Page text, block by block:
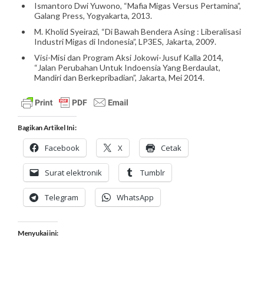
Ismantoro Dwi Yuwono, “Mafia Migas Versus Pertamina”,
Galang Press, Yogyakarta, 2013.
M. Kholid Syeirazi, “Di Bawah Bendera Asing : Liberalisasi
Industri Migas di Indonesia”, LP3ES, Jakarta, 2009.
Visi-Misi dan Program Aksi Jokowi-Jusuf Kalla 2014,
“Jalan Perubahan Untuk Indoensia Yang Berdaulat,
Mandiri dan Berkepribadian”, Jakarta, Mei 2014.
Bagikan Artikel Ini :
Facebook X Cetak
Surat elektronik Tumblr
Telegram WhatsApp
Menyukai ini: